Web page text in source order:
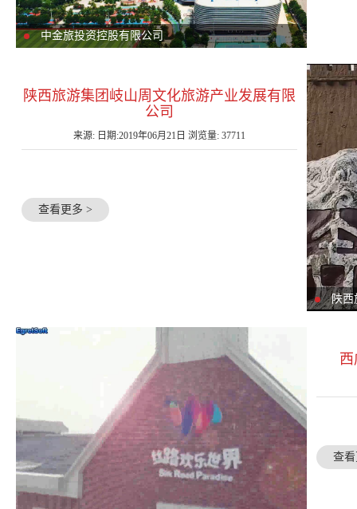
中金旅投资控股有限公司
陕西
陕西旅游集团岐山周文化旅游产业发展有限
公司
来源: 日期:2019年06月21日 浏览量: 37711
查看更多 >
查